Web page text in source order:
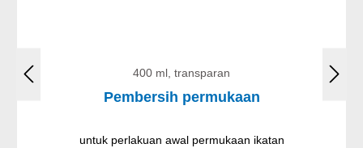
400 ml, transparan
Pembersih permukaan
untuk perlakuan awal permukaan ikatan